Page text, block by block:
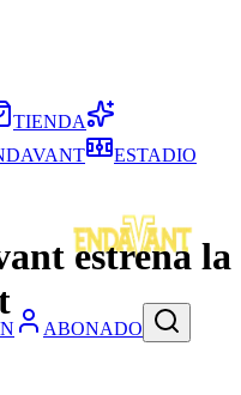
ABONADO
TIENDA
ESTADIO
estrena la